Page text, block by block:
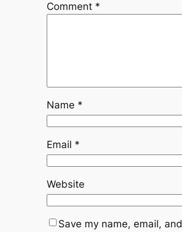
Comment *
Name *
Email *
Website
Save my name, email, and